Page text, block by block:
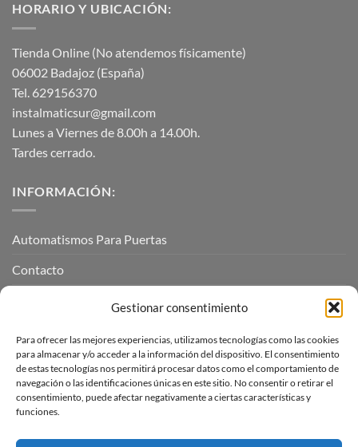
Gestionar consentimiento
Para ofrecer las mejores experiencias, utilizamos tecnologías como las cookies
para almacenar y/o acceder a la información del dispositivo. El consentimiento
de estas tecnologías nos permitirá procesar datos como el comportamiento de
navegación o las identificaciones únicas en este sitio. No consentir o retirar el
consentimiento, puede afectar negativamente a ciertas características y
funciones.
HORARIO Y UBICACIÓN:
Tienda Online (No atendemos físicamente)
06002 Badajoz (España)
Tel. 629156370
instalmaticsur@gmail.com
Lunes a Viernes de 8.00h a 14.00h.
Tardes cerrado.
INFORMACIÓN:
Automatismos Para Puertas
Contacto
INFORMACIÓN LEGAL
Aviso Legal